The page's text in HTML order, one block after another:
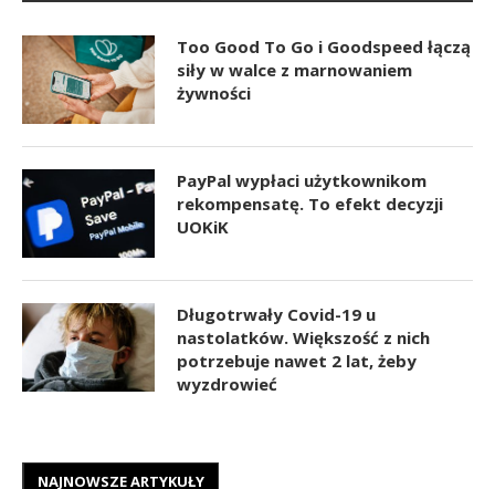
Too Good To Go i Goodspeed łączą
siły w walce z marnowaniem
żywności
PayPal wypłaci użytkownikom
rekompensatę. To efekt decyzji
UOKiK
Długotrwały Covid-19 u
nastolatków. Większość z nich
potrzebuje nawet 2 lat, żeby
wyzdrowieć
NAJNOWSZE ARTYKUŁY